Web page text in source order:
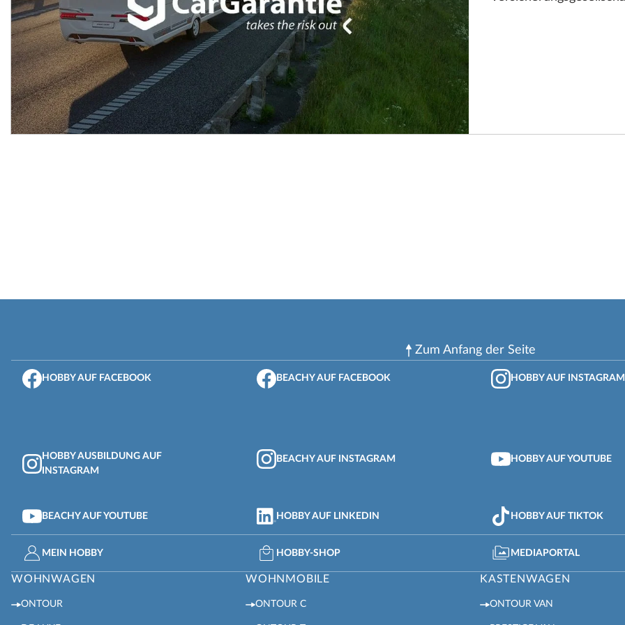
Zum Anfang der Seite
HOBBY AUF FACEBOOK BEACHY AUF FACEBOOK HOBBY AUF INSTAGRAM
HOBBY AUSBILDUNG AUF
INSTAGRAM
BEACHY AUF INSTAGRAM HOBBY AUF YOUTUBE
BEACHY AUF YOUTUBE HOBBY AUF LINKEDIN HOBBY AUF TIKTOK
MEIN HOBBY HOBBY-SHOP MEDIAPORTAL
WOHNWAGEN
ONTOUR
WOHNMOBILE
ONTOUR C
KASTENWAGEN
ONTOUR VAN